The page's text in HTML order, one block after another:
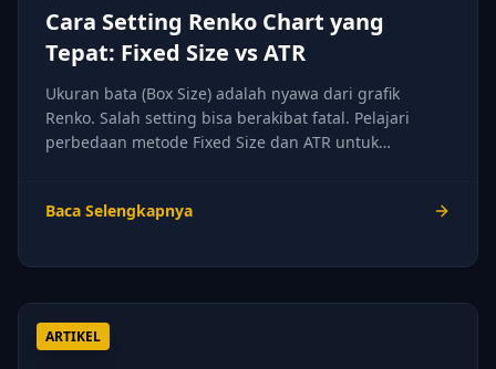
Cara Setting Renko Chart yang
Tepat: Fixed Size vs ATR
Ukuran bata (Box Size) adalah nyawa dari grafik
Renko. Salah setting bisa berakibat fatal. Pelajari
perbedaan metode Fixed Size dan ATR untuk
Baca Selengkapnya
ARTIKEL